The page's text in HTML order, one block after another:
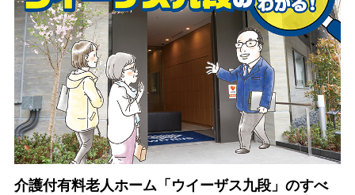
介護付有料老人ホーム「ウイーザス九段」のすべ